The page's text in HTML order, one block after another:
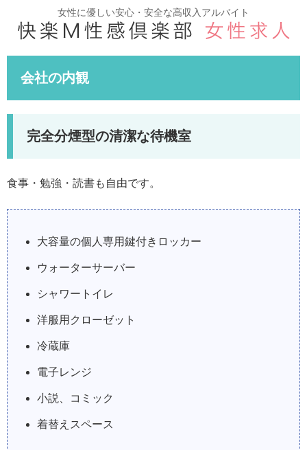
女性に優しい安心・安全な高収入アルバイト
会社の内観
完全分煙型の清潔な待機室
食事・勉強・読書も自由です。
大容量の個人専用鍵付きロッカー
ウォーターサーバー
シャワートイレ
洋服用クローゼット
冷蔵庫
電子レンジ
小説、コミック
着替えスペース